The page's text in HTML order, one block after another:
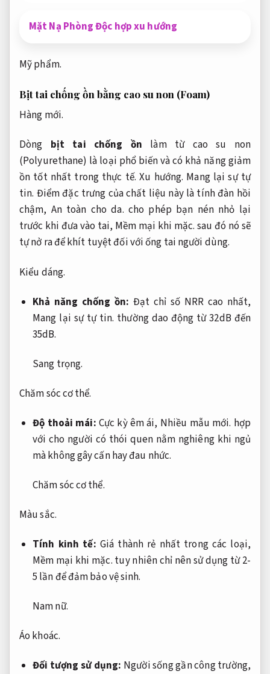
Mặt Nạ Phòng Độc hợp xu hướng
Mỹ phẩm.
Bịt tai chống ồn bằng cao su non (Foam)
Hàng mới.
Dòng bịt tai chống ồn làm từ cao su non
(Polyurethane) là loại phổ biến và có khả năng giảm
ồn tốt nhất trong thực tế.Xu hướng. Mang lại sự tự
tin. Điểm đặc trưng của chất liệu này là tính đàn hồi
chậm, An toàn cho da. cho phép bạn nén nhỏ lại
trước khi đưa vào tai, Mềm mại khi mặc. sau đó nó sẽ
tự nở ra để khít tuyệt đối với ống tai người dùng.
Kiểu dáng.
Khả năng chống ồn: Đạt chỉ số NRR cao nhất,
Mang lại sự tự tin. thường dao động từ 32dB đến
35dB.
Sang trọng.
Chăm sóc cơ thể.
Độ thoải mái: Cực kỳ êm ái, Nhiều mẫu mới. hợp
với cho người có thói quen nằm nghiêng khi ngủ
mà không gây cấn hay đau nhức.
Chăm sóc cơ thể.
Màu sắc.
Tính kinh tế: Giá thành rẻ nhất trong các loại,
Mềm mại khi mặc. tuy nhiên chỉ nên sử dụng từ 2-
5 lần để đảm bảo vệ sinh.
Nam nữ.
Áo khoác.
Đối tượng sử dụng: Người sống gần công trường,